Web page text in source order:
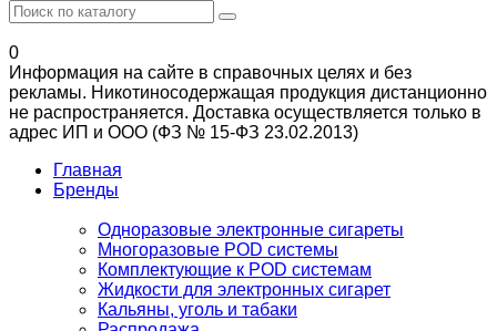
0
Информация на сайте в справочных целях и без
рекламы. Никотиносодержащая продукция дистанционно
не распространяется. Доставка осуществляется только в
адрес ИП и ООО (ФЗ № 15-ФЗ 23.02.2013)
Главная
Бренды
Одноразовые электронные сигареты
Многоразовые POD системы
Комплектующие к POD системам
Жидкости для электронных сигарет
Кальяны, уголь и табаки